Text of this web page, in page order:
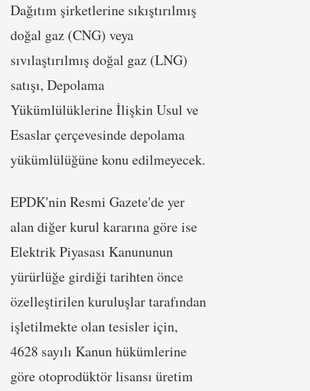
Dağıtım şirketlerine sıkıştırılmış
doğal gaz (CNG) veya
sıvılaştırılmış doğal gaz (LNG)
satışı, Depolama
Yükümlülüklerine İlişkin Usul ve
Esaslar çerçevesinde depolama
yükümlülüğüne konu edilmeyecek.
EPDK'nin Resmi Gazete'de yer
alan diğer kurul kararına göre ise
Elektrik Piyasası Kanununun
yürürlüğe girdiği tarihten önce
özelleştirilen kuruluşlar tarafından
işletilmekte olan tesisler için,
4628 sayılı Kanun hükümlerine
göre otoprodüktör lisansı üretim